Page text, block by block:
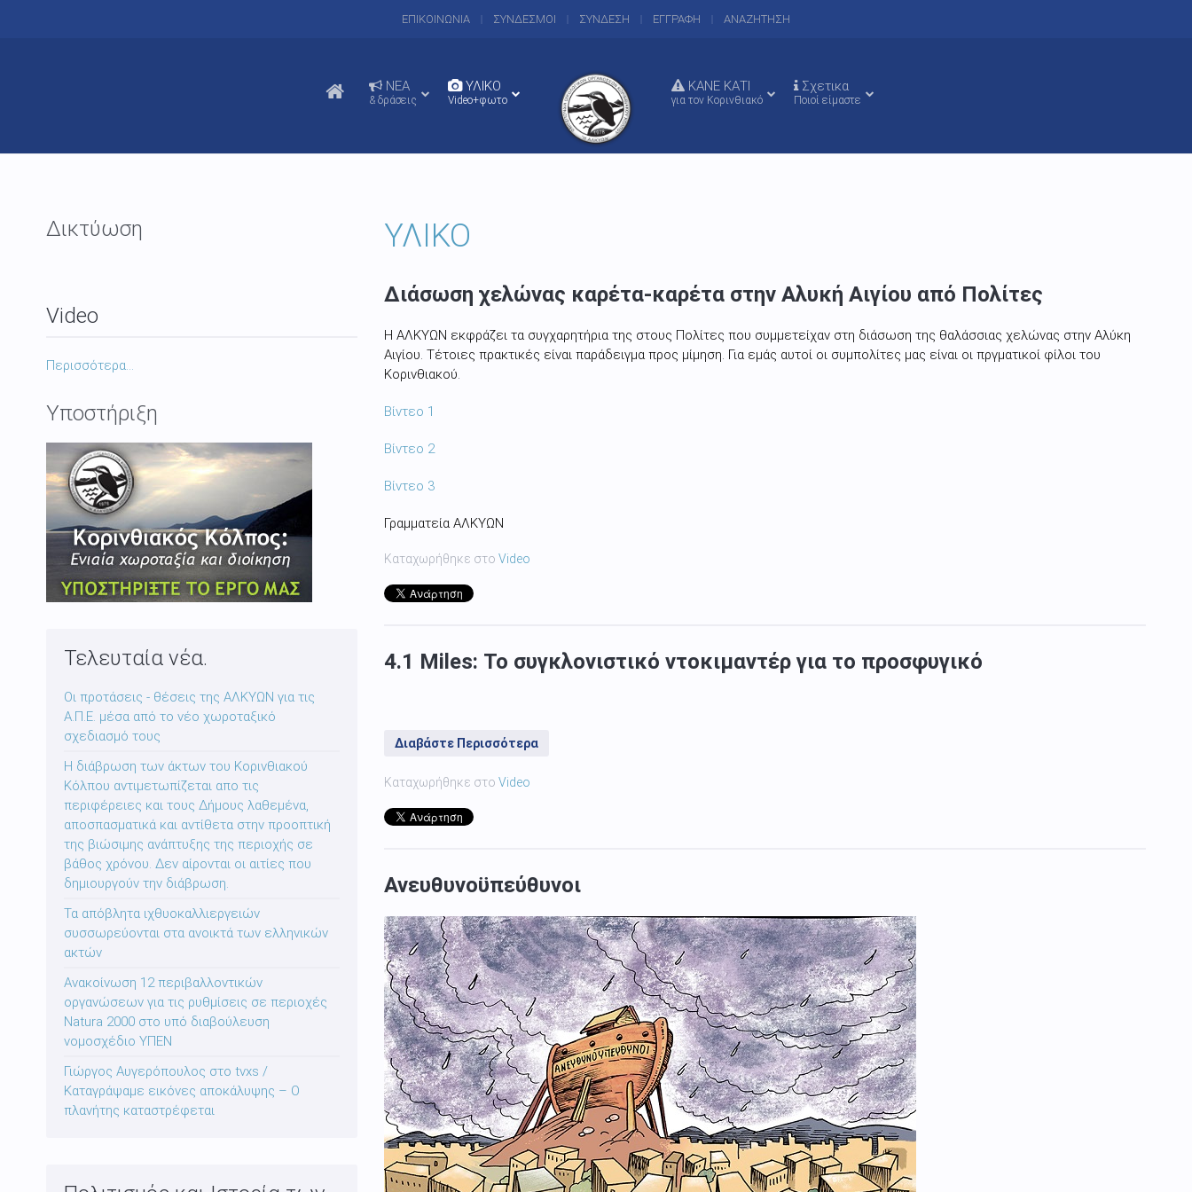
ΕΠΙΚΟΙΝΩΝΙΑ ΣΥΝΔΕΣΜΟΙ ΣΥΝΔΕΣΗ ΕΓΓΡΑΦΗ ΑΝΑΖΗΤΗΣΗ
NEA
& δράσεις
ΥΛΙΚΟ
Video+φωτο
ΚΑΝΕ ΚΑΤΙ
για τον Κορινθιακό
Σχετικα
Ποιοί είμαστε
ΥΛΙΚΟ
Διάσωση χελώνας καρέτα-καρέτα στην Αλυκή Αιγίου από Πολίτες
Η ΑΛΚΥΩΝ εκφράζει τα συγχαρητήρια της στους Πολίτες που συμμετείχαν στη διάσωση της θαλάσσιας χελώνας στην Αλύκη
Αιγίου. Τέτοιες πρακτικές είναι παράδειγμα προς μίμηση. Για εμάς αυτοί οι συμπολίτες μας είναι οι πργματικοί φίλοι του
Κορινθιακού.
Βίντεο 1
Βίντεο 2
Βίντεο 3
Γραμματεία ΑΛΚΥΩΝ
Καταχωρήθηκε στο Video
4.1 Miles: Το συγκλονιστικό ντοκιμαντέρ για το προσφυγικό
Διαβάστε Περισσότερα
Καταχωρήθηκε στο Video
Ανευθυνοϋπεύθυνοι
Δικτύωση
Video
Περισσότερα...
Υποστήριξη
Τελευταία νέα.
Οι προτάσεις - θέσεις της ΑΛΚΥΩΝ για τις
Α.Π.Ε. μέσα από το νέο χωροταξικό
σχεδιασμό τους
Η διάβρωση των άκτων του Κορινθιακού
Κόλπου αντιμετωπίζεται απο τις
περιφέρειες και τους Δήμους λαθεμένα,
αποσπασματικά και αντίθετα στην προοπτική
της βιώσιμης ανάπτυξης της περιοχής σε
βάθος χρόνου. Δεν αίρονται οι αιτίες που
δημιουργούν την διάβρωση.
Τα απόβλητα ιχθυοκαλλιεργειών
συσσωρεύονται στα ανοικτά των ελληνικών
ακτών
Ανακοίνωση 12 περιβαλλοντικών
οργανώσεων για τις ρυθμίσεις σε περιοχές
Natura 2000 στο υπό διαβούλευση
νομοσχέδιο ΥΠΕΝ
Γιώργος Αυγερόπουλος στο tvxs /
Καταγράψαμε εικόνες αποκάλυψης – Ο
πλανήτης καταστρέφεται